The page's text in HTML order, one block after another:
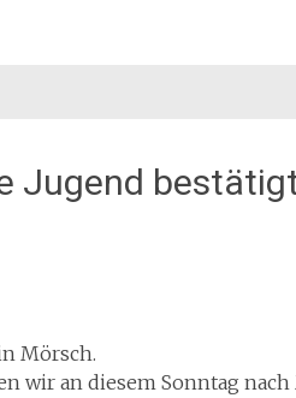
Jugend
Mörsch.
wir an diesem Sonntag